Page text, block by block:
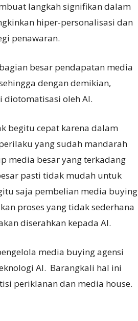
langkah signifikan dalam
hiper-personalisasi dan
penawaran.
besar pendapatan media
dengan demikian,
oleh AI.
begitu cepat karena dalam
yang sudah mandarah
media besar yang terkadang
pasti tidak mudah untuk
saja pembelian media buying
proses yang tidak sederhana
diserahkan kepada AI.
media buying agensi
AI. Barangkali hal ini
periklanan dan media house.